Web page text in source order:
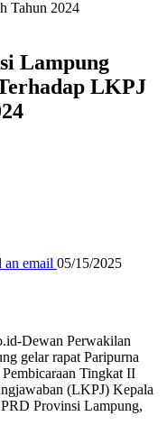
Tahun 2024
Lampung
LKPJ
an email 05/15/2025
Dewan Perwakilan
gelar rapat Paripurna
Tingkat II
(LKPJ) Kepala
Provinsi Lampung,